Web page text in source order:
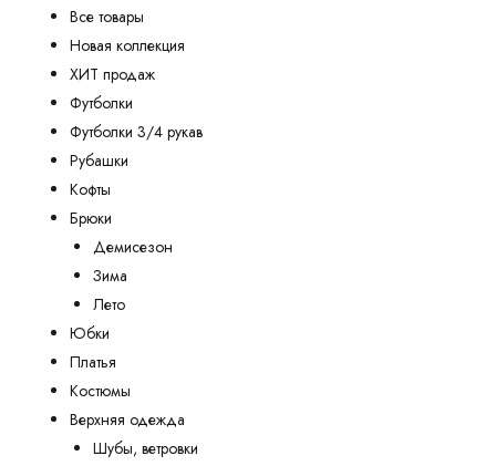
Все товары
Новая коллекция
ХИТ продаж
Футболки
Футболки 3/4 рукав
Рубашки
Кофты
Брюки
Демисезон
Зима
Лето
Юбки
Платья
Костюмы
Верхняя одежда
Шубы, ветровки